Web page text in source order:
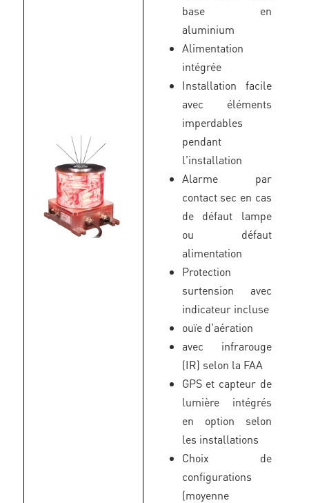
base en
aluminium
Alimentation
intégrée
Installation facile
avec éléments
imperdables
pendant
l'installation
Alarme par
contact sec en cas
de défaut lampe
ou défaut
alimentation
Protection
surtension avec
indicateur incluse
ouïe d'aération
avec infrarouge
(IR) selon la FAA
GPS et capteur de
lumière intégrés
en option selon
les installations
Choix de
configurations
(moyenne